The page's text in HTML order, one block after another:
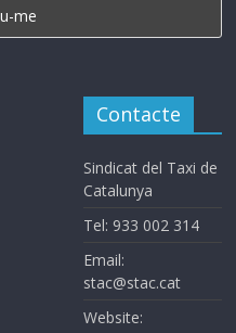
Contacte
Sindicat del Taxi de
Catalunya
Tel: 933 002 314
Email:
stac@stac.cat
Website: